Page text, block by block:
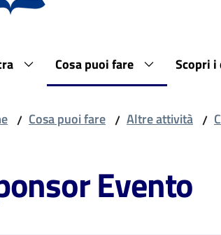
Cosa puoi fare Scopri
/ Cosa puoi fare / Altre attività /
Evento